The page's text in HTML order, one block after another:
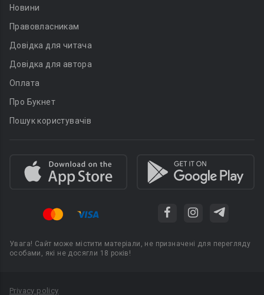
Новини
Правовласникам
Довідка для читача
Довідка для автора
Оплата
Про Букнет
Пошук користувачів
Увага! Сайт може містити матеріали, не призначені для перегляду
особами, які не досягли 18 років!
Privacy policy